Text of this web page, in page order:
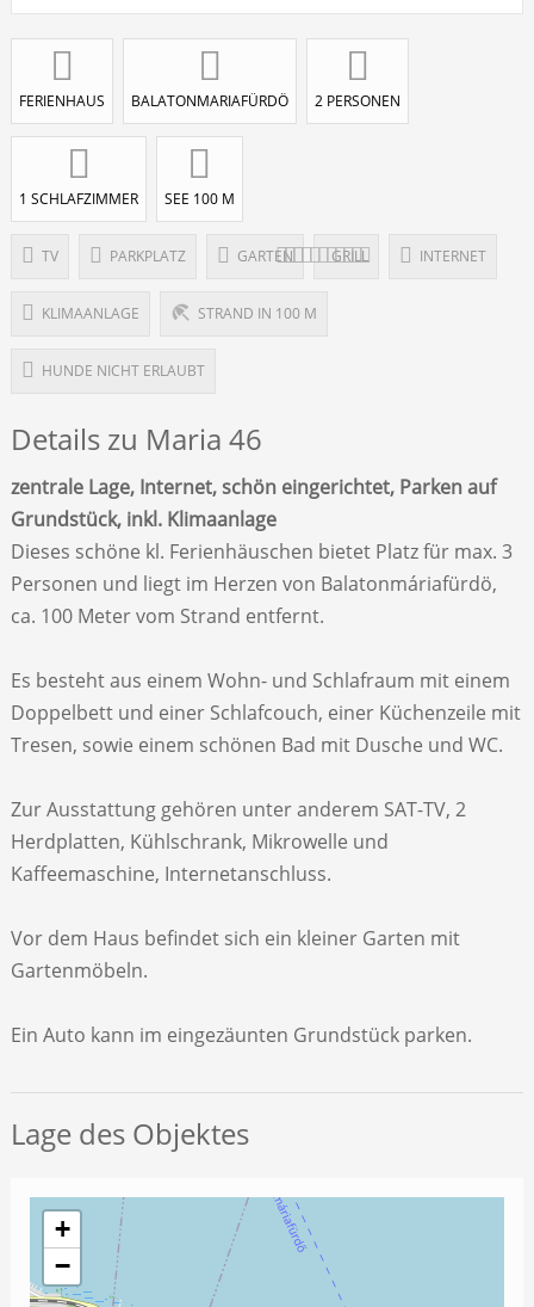
FERIENHAUS BALATONMARIAFÜRDÖ 2 PERSONEN
1 SCHLAFZIMMER SEE 100 M
TV PARKPLATZ GARTEN GRILL INTERNET
KLIMAANLAGE STRAND IN 100 M
HUNDE NICHT ERLAUBT
Details zu Maria 46
zentrale Lage, Internet, schön eingerichtet, Parken auf
Grundstück, inkl. Klimaanlage
Dieses schöne kl. Ferienhäuschen bietet Platz für max. 3
Personen und liegt im Herzen von Balatonmáriafürdö,
ca. 100 Meter vom Strand entfernt.
Es besteht aus einem Wohn- und Schlafraum mit einem
Doppelbett und einer Schlafcouch, einer Küchenzeile mit
Tresen, sowie einem schönen Bad mit Dusche und WC.
Zur Ausstattung gehören unter anderem SAT-TV, 2
Herdplatten, Kühlschrank, Mikrowelle und
Kaffeemaschine, Internetanschluss.
Vor dem Haus befindet sich ein kleiner Garten mit
Gartenmöbeln.
Ein Auto kann im eingezäunten Grundstück parken.
Lage des Objektes
+
−